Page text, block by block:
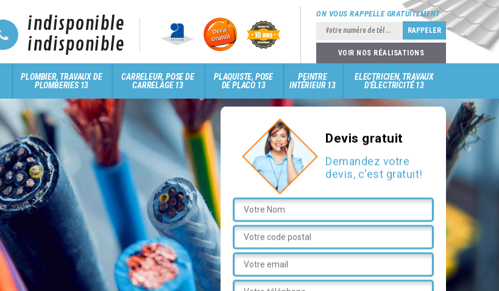
indisponible
indisponible
ON VOUS RAPPELLE GRATUITEMENT
VOIR NOS RÉALISATIONS
PLOMBIER, TRAVAUX DE
PLOMBERIES 13
CARRELEUR, POSE DE
CARRELAGE 13
PLAQUISTE, POSE
DE PLACO 13
PEINTRE
INTÉRIEUR 13
ELECTRICIEN, TRAVAUX
D'ÉLECTRICITÉ 13
Devis gratuit
Demandez votre
devis, c'est gratuit!